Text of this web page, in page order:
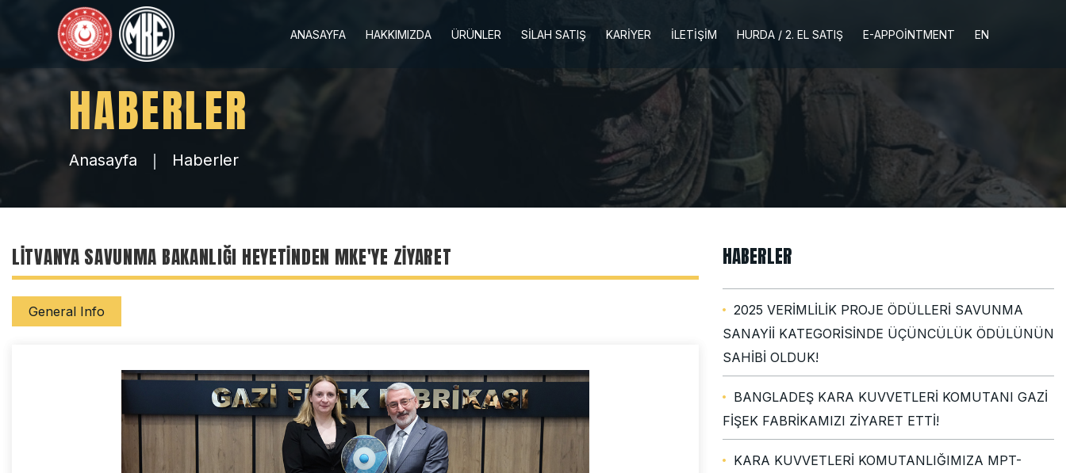
ANASAYFA HAKKIMIZDA ÜRÜNLER SİLAH SATIŞ KARİYER İLETİŞİM HURDA / 2. EL SATIŞ E-APPOINTMENT EN
HABERLER
Anasayfa Haberler
LİTVANYA SAVUNMA BAKANLIĞI HEYETİNDEN MKE'YE ZİYARET
General Info
HABERLER
2025 VERİMLİLİK PROJE ÖDÜLLERİ SAVUNMA
SANAYİİ KATEGORİSİNDE ÜÇÜNCÜLÜK ÖDÜLÜNÜN
SAHİBİ OLDUK!
BANGLADEŞ KARA KUVVETLERİ KOMUTANI GAZİ
FİŞEK FABRİKAMIZI ZİYARET ETTİ!
KARA KUVVETLERİ KOMUTANLIĞIMIZA MPT-